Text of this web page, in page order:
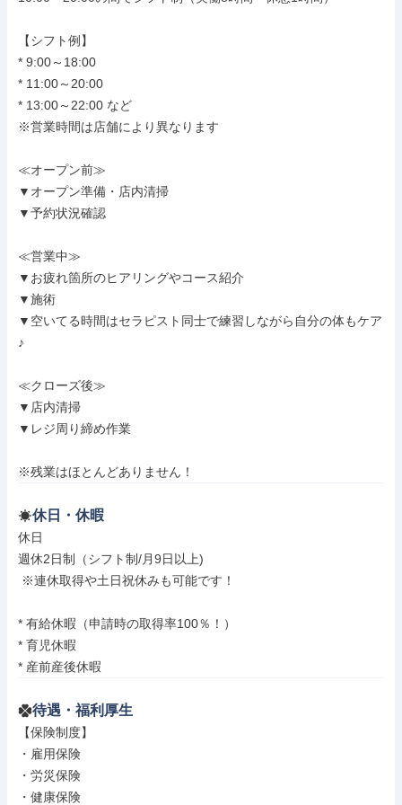
【シフト例】
* 9:00～18:00
* 11:00～20:00
* 13:00～22:00 など
※営業時間は店舗により異なります
≪オープン前≫
▼オープン準備・店内清掃
▼予約状況確認
≪営業中≫
▼お疲れ箇所のヒアリングやコース紹介
▼施術
▼空いてる時間はセラピスト同士で練習しながら自分の体もケア
♪
≪クローズ後≫
▼店内清掃
▼レジ周り締め作業
※残業はほとんどありません！
休日・休暇
休日
週休2日制（シフト制/月9日以上)
* 有給休暇（申請時の取得率100％！）
* 育児休暇
* 産前産後休暇
待遇・福利厚生
【保険制度】
・雇用保険
・労災保険
・健康保険